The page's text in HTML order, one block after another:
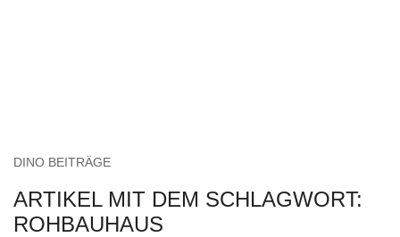
DINO BEITRÄGE
ARTIKEL MIT DEM SCHLAGWORT:
ROHBAUHAUS